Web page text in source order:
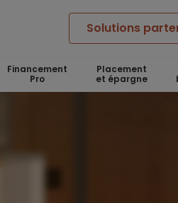
Solutions
Financement
Pro
Placement
et épargne